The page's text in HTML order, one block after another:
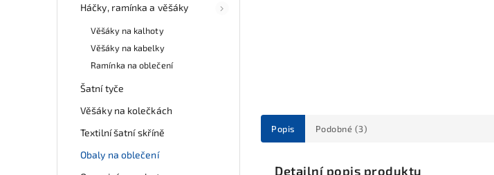
Háčky, ramínka a věšáky
Věšáky na kalhoty
Věšáky na kabelky
Ramínka na oblečení
Šatní tyče
Věšáky na kolečkách
Textilní šatní skříně
Obaly na oblečení
Popis Podobné (3)
Detailní popis produktu